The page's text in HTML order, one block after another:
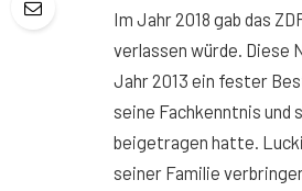
Im Jahr 2018 gab das
verlassen würde.
Jahr 2013 ein fester
seine Fachkenntnis und
beigetragen hatte.
seiner Familie